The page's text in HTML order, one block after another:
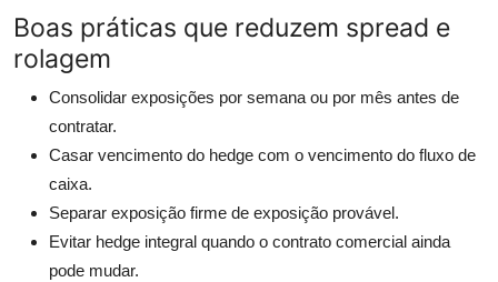
Boas práticas que reduzem spread e
rolagem
Consolidar exposições por semana ou por mês antes de
contratar.
Casar vencimento do hedge com o vencimento do fluxo de
caixa.
Separar exposição firme de exposição provável.
Evitar hedge integral quando o contrato comercial ainda
pode mudar.